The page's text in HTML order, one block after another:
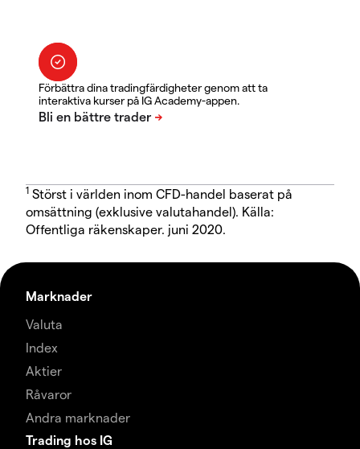
Förbättra dina tradingfärdigheter genom att ta
interaktiva kurser på IG Academy-appen.
1 Störst i världen inom CFD-handel baserat på
omsättning (exklusive valutahandel). Källa:
Offentliga räkenskaper. juni 2020.
Marknader
Valuta
Index
Aktier
Råvaror
Andra marknader
Trading hos IG